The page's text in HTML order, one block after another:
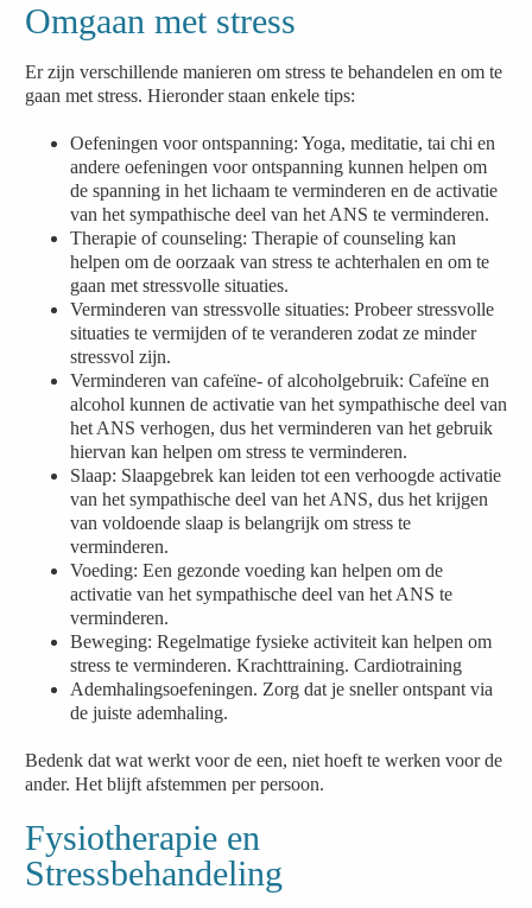
Omgaan met stress
Er zijn verschillende manieren om stress te behandelen en om te
gaan met stress. Hieronder staan enkele tips:
Oefeningen voor ontspanning: Yoga, meditatie, tai chi en
andere oefeningen voor ontspanning kunnen helpen om
de spanning in het lichaam te verminderen en de activatie
van het sympathische deel van het ANS te verminderen.
Therapie of counseling: Therapie of counseling kan
helpen om de oorzaak van stress te achterhalen en om te
gaan met stressvolle situaties.
Verminderen van stressvolle situaties: Probeer stressvolle
situaties te vermijden of te veranderen zodat ze minder
stressvol zijn.
Verminderen van cafeïne- of alcoholgebruik: Cafeïne en
alcohol kunnen de activatie van het sympathische deel van
het ANS verhogen, dus het verminderen van het gebruik
hiervan kan helpen om stress te verminderen.
Slaap: Slaapgebrek kan leiden tot een verhoogde activatie
van het sympathische deel van het ANS, dus het krijgen
van voldoende slaap is belangrijk om stress te
verminderen.
Voeding: Een gezonde voeding kan helpen om de
activatie van het sympathische deel van het ANS te
verminderen.
Beweging: Regelmatige fysieke activiteit kan helpen om
stress te verminderen. Krachttraining. Cardiotraining
Ademhalingsoefeningen. Zorg dat je sneller ontspant via
de juiste ademhaling.
Bedenk dat wat werkt voor de een, niet hoeft te werken voor de
ander. Het blijft afstemmen per persoon.
Fysiotherapie en
Stressbehandeling